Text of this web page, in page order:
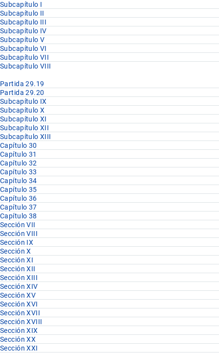
Subcapítulo I
Subcapítulo II
Subcapítulo III
Subcapítulo IV
Subcapítulo V
Subcapítulo VI
Subcapítulo VII
Subcapítulo VIII
Partida 29.19
Partida 29.20
Subcapítulo IX
Subcapítulo X
Subcapítulo XI
Subcapítulo XII
Subcapítulo XIII
Capítulo 30
Capítulo 31
Capítulo 32
Capítulo 33
Capítulo 34
Capítulo 35
Capítulo 36
Capítulo 37
Capítulo 38
Sección VII
Sección VIII
Sección IX
Sección X
Sección XI
Sección XII
Sección XIII
Sección XIV
Sección XV
Sección XVI
Sección XVII
Sección XVIII
Sección XIX
Sección XX
Sección XXI